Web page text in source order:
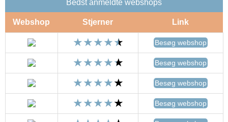
Bedst anmeldte webshops
Webshop Stjerner Link
Besøg webshop
Besøg webshop
Besøg webshop
Besøg webshop